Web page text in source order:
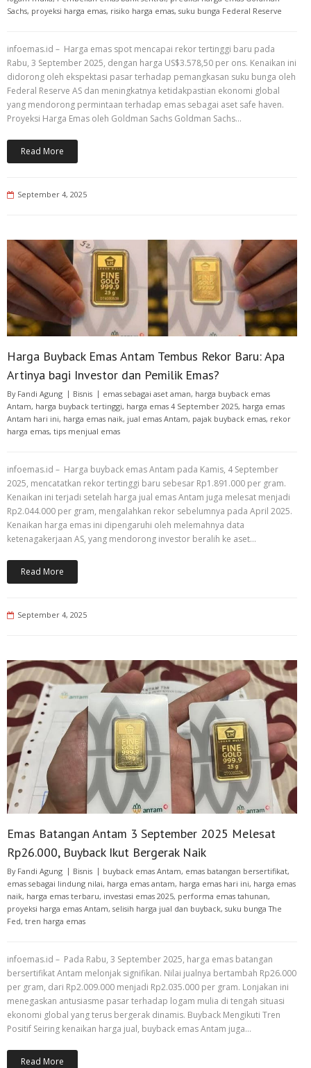
Sachs, proyeksi harga emas, risiko harga emas, suku bunga Federal Reserve
infoemas.id – Harga emas spot mencapai rekor tertinggi baru pada
Rabu, 3 September 2025, dengan harga US$3.578,50 per ons. Kenaikan ini
didorong oleh ekspektasi pasar terhadap pemangkasan suku bunga oleh
Federal Reserve AS dan meningkatnya ketidakpastian ekonomi global
yang mendorong permintaan terhadap emas sebagai aset safe haven.
Proyeksi Harga Emas oleh Goldman Sachs Goldman Sachs…
Read More
September 4, 2025
Harga Buyback Emas Antam Tembus Rekor Baru: Apa
Artinya bagi Investor dan Pemilik Emas?
By Fandi Agung Bisnis emas sebagai aset aman, harga buyback emas
Antam, harga buyback tertinggi, harga emas 4 September 2025, harga emas
Antam hari ini, harga emas naik, jual emas Antam, pajak buyback emas, rekor
harga emas, tips menjual emas
infoemas.id – Harga buyback emas Antam pada Kamis, 4 September
2025, mencatatkan rekor tertinggi baru sebesar Rp1.891.000 per gram.
Kenaikan ini terjadi setelah harga jual emas Antam juga melesat menjadi
Rp2.044.000 per gram, mengalahkan rekor sebelumnya pada April 2025.
Kenaikan harga emas ini dipengaruhi oleh melemahnya data
ketenagakerjaan AS, yang mendorong investor beralih ke aset…
Read More
September 4, 2025
Emas Batangan Antam 3 September 2025 Melesat
Rp26.000, Buyback Ikut Bergerak Naik
By Fandi Agung Bisnis buyback emas Antam, emas batangan bersertifikat,
emas sebagai lindung nilai, harga emas antam, harga emas hari ini, harga emas
naik, harga emas terbaru, investasi emas 2025, performa emas tahunan,
proyeksi harga emas Antam, selisih harga jual dan buyback, suku bunga The
Fed, tren harga emas
infoemas.id – Pada Rabu, 3 September 2025, harga emas batangan
bersertifikat Antam melonjak signifikan. Nilai jualnya bertambah Rp26.000
per gram, dari Rp2.009.000 menjadi Rp2.035.000 per gram. Lonjakan ini
menegaskan antusiasme pasar terhadap logam mulia di tengah situasi
ekonomi global yang terus bergerak dinamis. Buyback Mengikuti Tren
Positif Seiring kenaikan harga jual, buyback emas Antam juga…
Read More